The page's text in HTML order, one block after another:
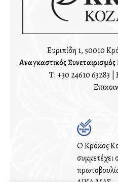
Ευριπίδη 1, 50010
Αναγκαστικός
T:+30 24610 63283
Ο Κρόκος
συμμετέχει